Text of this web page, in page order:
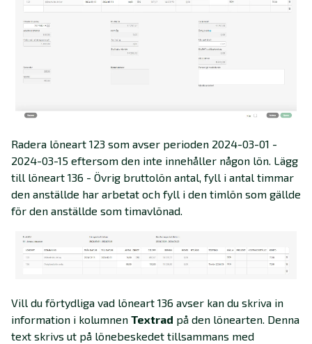
Radera löneart 123 som avser perioden 2024-03-01 -
2024-03-15 eftersom den inte innehåller någon lön. Lägg
till löneart 136 - Övrig bruttolön antal, fyll i antal timmar
den anställde har arbetat och fyll i den timlön som gällde
för den anställde som timavlönad.
Vill du förtydliga vad löneart 136 avser kan du skriva in
information i kolumnen Textrad på den lönearten. Denna
text skrivs ut på lönebeskedet tillsammans med